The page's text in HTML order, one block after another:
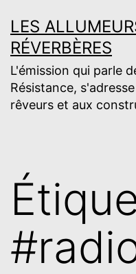
au
contenu
LES
RÉVERBÈRES
L'émission qui parle
Résistance,
rêveurs et aux